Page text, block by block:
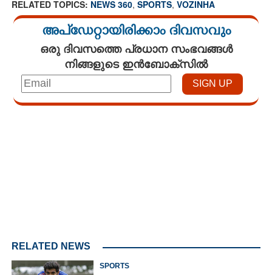
RELATED TOPICS: NEWS 360, SPORTS, VOZINHA
അപ്ഡേറ്റായിരിക്കാം ദിവസവും
ഒരു ദിവസത്തെ പ്രധാന സംഭവങ്ങൾ
നിങ്ങളുടെ ഇൻബോക്സിൽ
RELATED NEWS
SPORTS